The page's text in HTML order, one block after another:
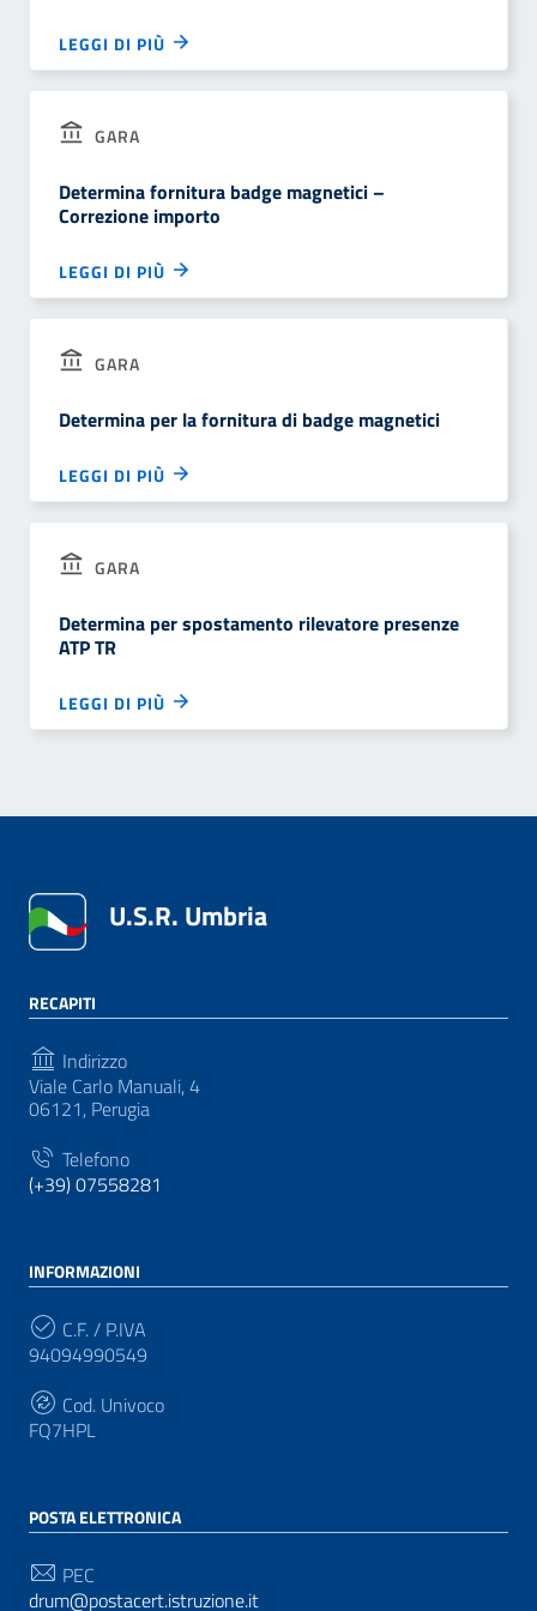
LEGGI DI PIÙ
GARA
Determina fornitura badge magnetici –
Correzione importo
LEGGI DI PIÙ
GARA
Determina per la fornitura di badge magnetici
LEGGI DI PIÙ
GARA
Determina per spostamento rilevatore presenze
ATP TR
LEGGI DI PIÙ
U.S.R. Umbria
RECAPITI
Indirizzo
Viale Carlo Manuali, 4
06121, Perugia
Telefono
(+39) 07558281
INFORMAZIONI
C.F. / P.IVA
94094990549
Cod. Univoco
FQ7HPL
POSTA ELETTRONICA
PEC
drum@postacert.istruzione.it